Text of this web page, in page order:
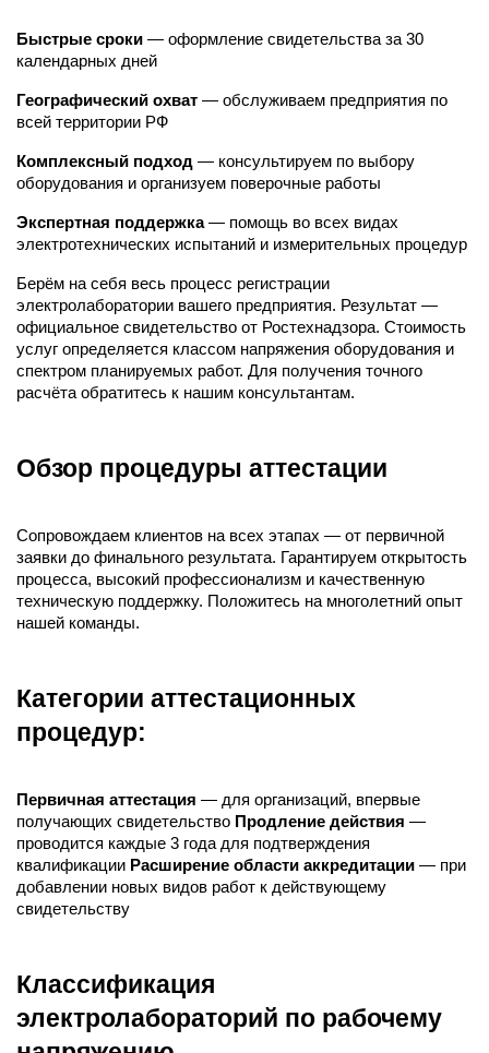
Быстрые сроки — оформление свидетельства за 30
календарных дней
Географический охват — обслуживаем предприятия по
всей территории РФ
Комплексный подход — консультируем по выбору
оборудования и организуем поверочные работы
Экспертная поддержка— помощь во всех видах
электротехнических испытаний и измерительных процедур
Берём на себя весь процесс регистрации
электролаборатории вашего предприятия. Результат —
официальное свидетельство от Ростехнадзора. Стоимость
услуг определяется классом напряжения оборудования и
спектром планируемых работ. Для получения точного
расчёта обратитесь к нашим консультантам.
Обзор процедуры аттестации
Сопровождаем клиентов на всех этапах — от первичной
заявки до финального результата. Гарантируем открытость
процесса, высокий профессионализм и качественную
техническую поддержку. Положитесь на многолетний опыт
нашей команды.
Категории аттестационных
процедур:
Первичная аттестация — для организаций, впервые
получающих свидетельство Продление действия —
проводится каждые 3 года для подтверждения
квалификации Расширение области аккредитации — при
добавлении новых видов работ к действующему
свидетельству
Классификация
электролабораторий по рабочему